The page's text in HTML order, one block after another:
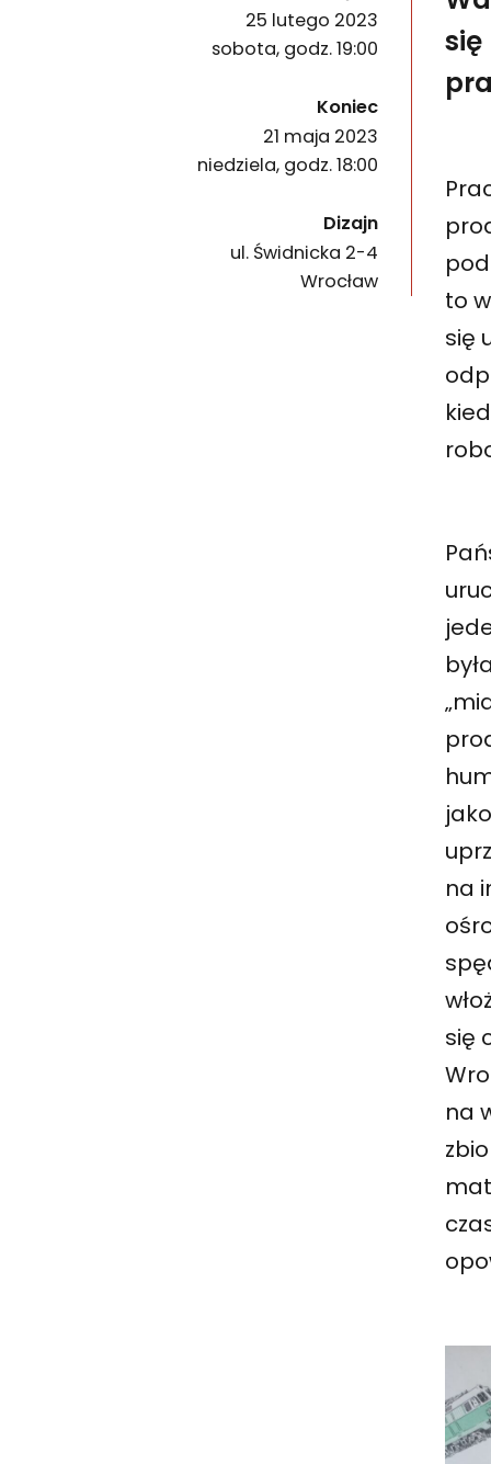
25 lutego 2023
sobota, godz. 19:00
Koniec wydarzenia
21 maja 2023
niedziela, godz. 18:00
Dizajn
ul. Świdnicka 2-4
50-067
Wrocław
to
się
na
się
na